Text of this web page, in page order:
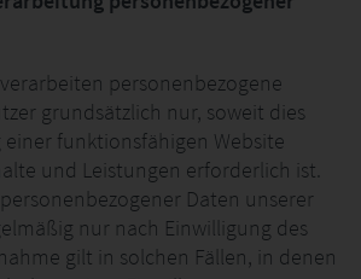
personenbezogene
grundsätzlich nur, soweit dies
funktionsfähigen Website
und Leistungen erforderlich ist.
Daten unserer
nur nach Einwilligung des
gilt in solchen Fällen, in denen